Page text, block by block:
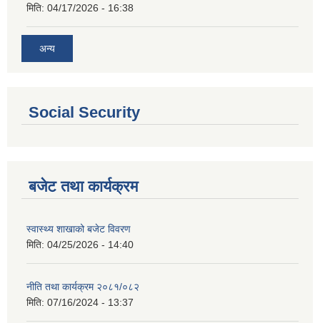
मिति: 04/17/2026 - 16:38
अन्य
Social Security
बजेट तथा कार्यक्रम
स्वास्थ्य शाखाको बजेट विवरण
मिति: 04/25/2026 - 14:40
नीति तथा कार्यक्रम २०८१/०८२
मिति: 07/16/2024 - 13:37